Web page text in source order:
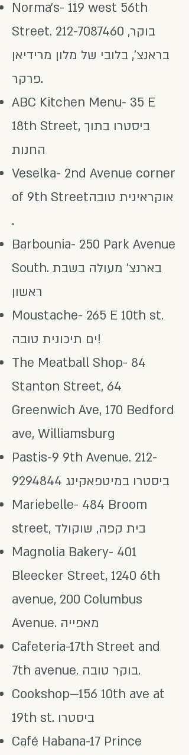
Norma’s- 119 west 56th
Street. 212-7087460
בראנצ', בלובי של מלון מרידיאן
פרקר.
ABC Kitchen Menu- 35 E
18th Street, ביסטרו בתוך
החנות
Veselka- 2nd Avenue corner
of 9th Streetאוקראינית טובה
.
Barbounia- 250 Park Avenue
South. בארנצ' מעולה בשבת
ראשון
Moustache- 265 E 10th st.
ים תיכונית טובה!
The Meatball Shop- 84
Stanton Street, 64
Greenwich Ave, 170 Bedford
ave, Williamsburg
Pastis-9 9th Avenue. 212-
9294844 ביסטרו במיטפאקינג
Mariebelle- 484 Broom
street, בית קפה, שוקולד
Magnolia Bakery- 401
Bleecker Street, 1240 6th
avenue, 200 Columbus
Avenue. מאפייה
Cafeteria-17th Street and
7th avenue. בוקר טובה.
Cookshop—156 10th ave at
19th st. ביסטרו
Café Habana-17 Prince